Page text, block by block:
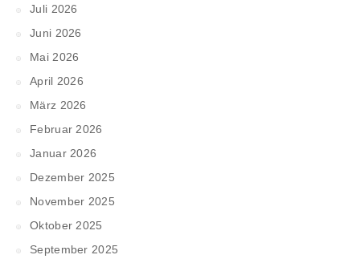
Juli 2026
Juni 2026
Mai 2026
April 2026
März 2026
Februar 2026
Januar 2026
Dezember 2025
November 2025
Oktober 2025
September 2025